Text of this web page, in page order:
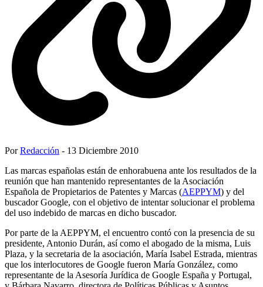
PorRedacción - 13 Diciembre 2010
Las marcas españolas están de enhorabuena ante los resultados de la
reunión que han mantenido representantes de la Asociación
Española de Propietarios de Patentes y Marcas (AEPPYM) y del
buscador Google, con el objetivo de intentar solucionar el problema
del uso indebido de marcas en dicho buscador.
Por parte de la AEPPYM, el encuentro contó con la presencia de su
presidente, Antonio Durán, así como el abogado de la misma, Luis
Plaza, y la secretaria de la asociación, María Isabel Estrada, mientras
que los interlocutores de Google fueron María González, como
representante de la Asesoría Jurídica de Google España y Portugal,